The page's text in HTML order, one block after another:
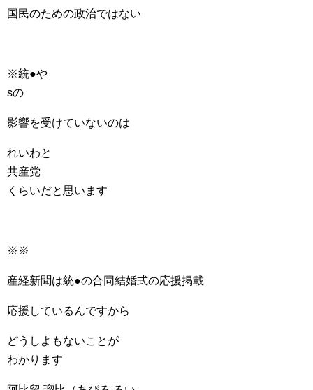
国民のための政治ではない
※統●や
sの
影響を受けていないのは
れいわと
共産党
くらいだと思います
※※
産経新聞は統●の合同結婚式の応援掲載
応援しているんですから
どうしよもないことが
わかります